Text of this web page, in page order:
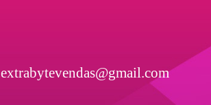
extrabytevendas@gmail.com